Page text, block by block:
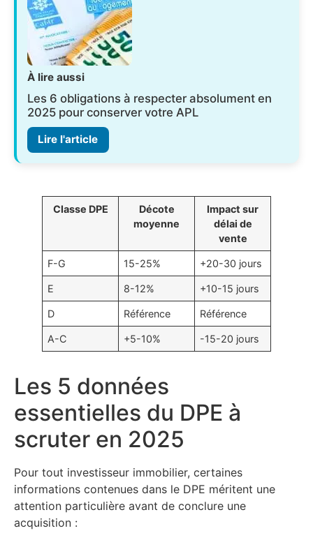
À lire aussi
Les 6 obligations à respecter absolument en
2025 pour conserver votre APL
Lire l'article
Classe DPE
Décote
moyenne
Impact sur
délai de
vente
F-G 15-25% +20-30 jours
E 8-12% +10-15 jours
D Référence Référence
A-C +5-10% -15-20 jours
Les 5 données
essentielles du DPE à
scruter en 2025
Pour tout investisseur immobilier, certaines
informations contenues dans le DPE méritent une
attention particulière avant de conclure une
acquisition :